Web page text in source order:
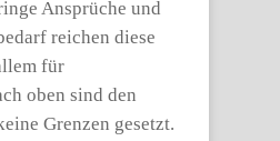
Ansprüche und
reichen diese
für
oben sind den
Grenzen gesetzt.